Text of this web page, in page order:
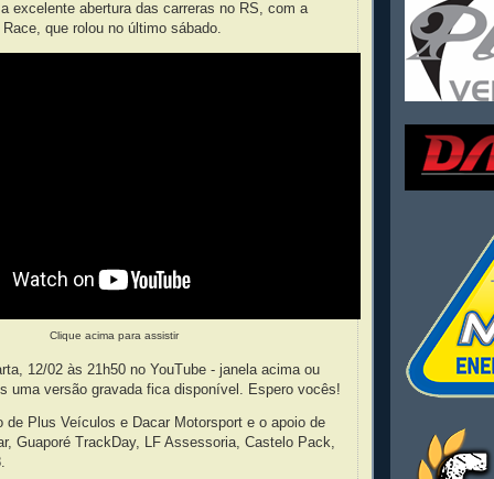
excelente abertura das carreras no RS, com a
que rolou no último sábado.
Clique acima para assistir
12/02 às 21h50 no YouTube - janela acima ou
uma versão gravada fica disponível. Espero vocês!
de Plus Veículos e Dacar Motorsport e o apoio de
Guaporé TrackDay, LF Assessoria, Castelo Pack,